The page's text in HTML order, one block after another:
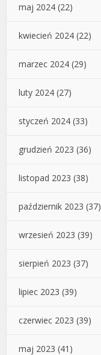
maj 2024 (22)
kwiecień 2024 (22)
marzec 2024 (29)
luty 2024 (27)
styczeń 2024 (33)
grudzień 2023 (36)
listopad 2023 (38)
październik 2023 (37)
wrzesień 2023 (39)
sierpień 2023 (37)
lipiec 2023 (39)
czerwiec 2023 (39)
maj 2023 (41)